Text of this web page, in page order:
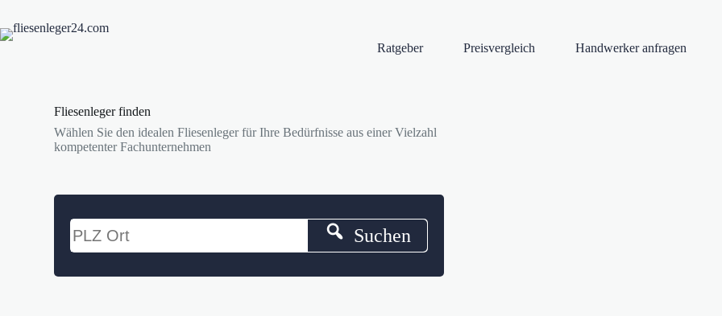
Inhalt
springen
Ratgeber
Preisvergleich Handwerker anfragen
Fliesenleger finden
Wählen Sie den idealen Fliesenleger für Ihre Bedürfnisse aus einer Vielzahl
kompetenter Fachunternehmen
Suchen